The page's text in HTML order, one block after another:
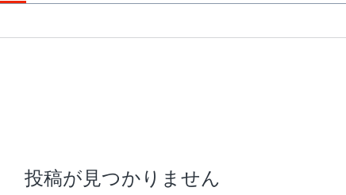
投稿が見つかりません